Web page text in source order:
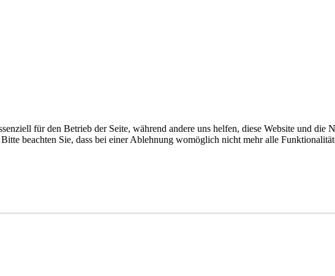
für den Betrieb der Seite, während andere uns helfen, diese Website und die
beachten Sie, dass bei einer Ablehnung womöglich nicht mehr alle